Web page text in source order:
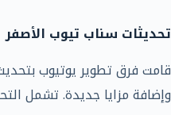
تحديثات سناب تيوب الأصفر
قامت فرق تطوير يوتيوب
وإضافة مزايا جديدة. تشمل